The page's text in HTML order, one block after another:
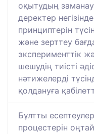
оқытудың
деректер
принциптерін
және зерттеу
эксперименттік
шешудің тиісті
нәтижелерді
қолдануға
Бұлтты
процестерін